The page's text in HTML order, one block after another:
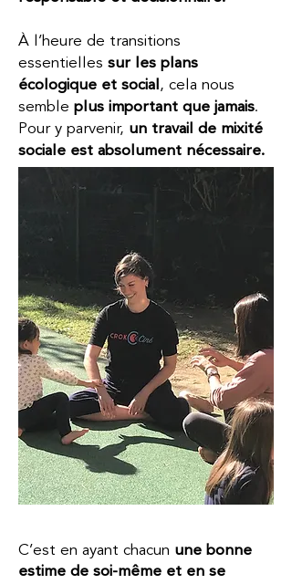
À l’heure de transitions
essentielles sur les plans
écologique et social , cela nous
semble plus important que jamais.
Pour y parvenir, un travail de mixité
sociale est absolument nécessaire.
C’est en ayant chacun une bonne
estime de soi-même et en se